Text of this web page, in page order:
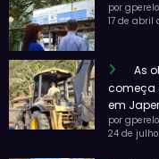
por
17 de abril
As
começa
em
por
24 de